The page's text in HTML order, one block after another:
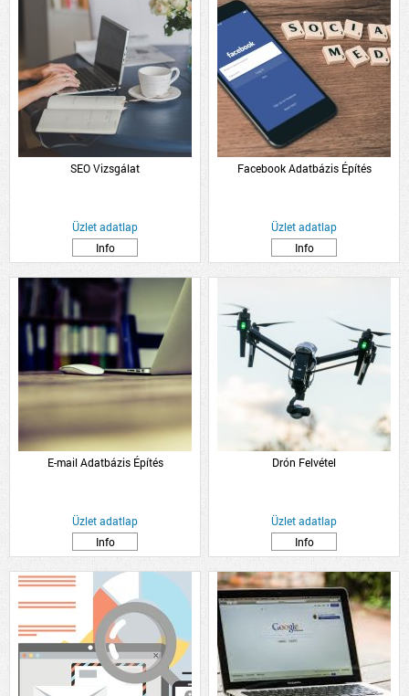
SEO Vizsgálat
Üzlet adatlap
Info
Facebook Adatbázis Építés
Üzlet adatlap
Info
E-mail Adatbázis Építés
Üzlet adatlap
Info
Drón Felvétel
Üzlet adatlap
Info